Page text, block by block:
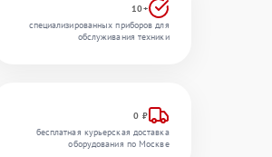
10+
специализированных приборов для
обслуживания техники
0 ₽
бесплатная курьерская доставка
оборудования по Москве